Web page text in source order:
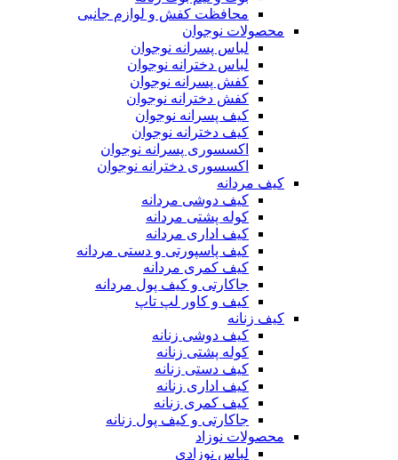
محافظت کفش و لوازم جانبی
محصولات نوجوان
لباس پسرانه نوجوان
لباس دخترانه نوجوان
کفش پسرانه نوجوان
کفش دخترانه نوجوان
کیف پسرانه نوجوان
کیف دخترانه نوجوان
اکسسوری پسرانه نوجوان
اکسسوری دخترانه نوجوان
کیف مردانه
کیف دوشی مردانه
کوله پشتی مردانه
کیف اداری مردانه
کیف پاسپورتی و دستی مردانه
کیف کمری مردانه
جاکارتی و کیف پول مردانه
کیف و کاور لپ تاپ
کیف زنانه
کیف دوشی زنانه
کوله پشتی زنانه
کیف دستی زنانه
کیف اداری زنانه
کیف کمری زنانه
جاکارتی و کیف پول زنانه
محصولات نوزاد
لباس نوزادی